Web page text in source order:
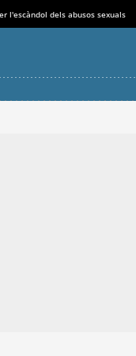
l'escàndol dels abusos sexuals